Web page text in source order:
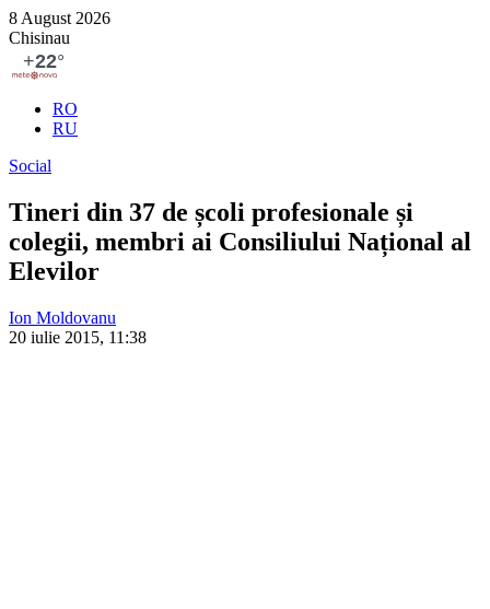
8 August 2026
Chisinau
RO
RU
Social
Tineri din 37 de școli profesionale și
colegii, membri ai Consiliului Național al
Elevilor
Ion Moldovanu
20 iulie 2015, 11:38